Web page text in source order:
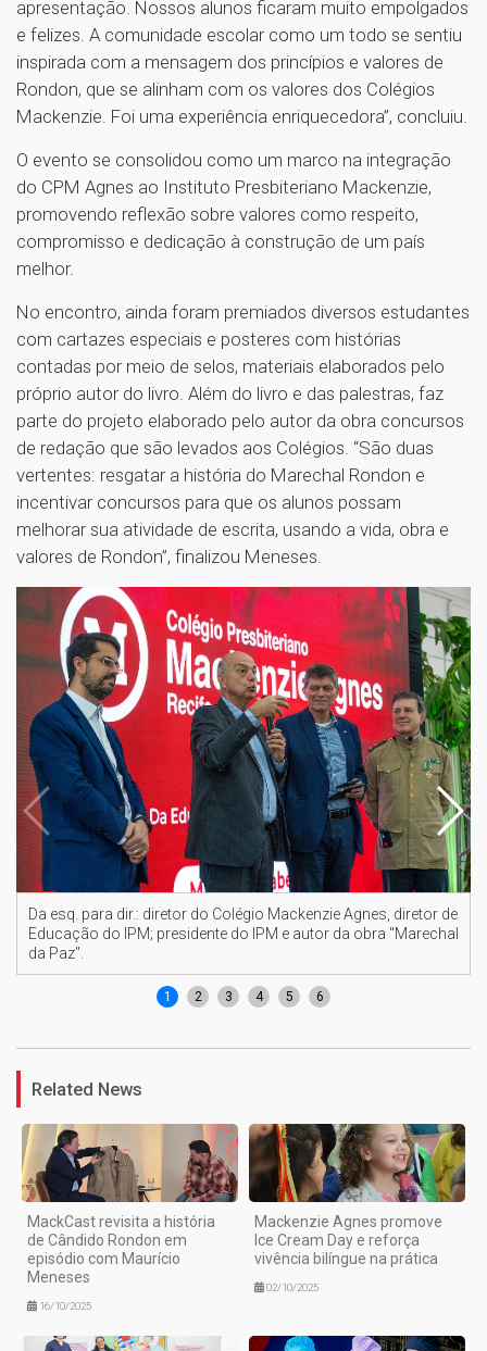
apresentação. Nossos alunos ficaram muito empolgados
e felizes. A comunidade escolar como um todo se sentiu
inspirada com a mensagem dos princípios e valores de
Rondon, que se alinham com os valores dos Colégios
Mackenzie. Foi uma experiência enriquecedora”, concluiu.
O evento se consolidou como um marco na integração
do CPM Agnes ao Instituto Presbiteriano Mackenzie,
promovendo reflexão sobre valores como respeito,
compromisso e dedicação à construção de um país
melhor.
No encontro, ainda foram premiados diversos estudantes
com cartazes especiais e posteres com histórias
contadas por meio de selos, materiais elaborados pelo
próprio autor do livro. Além do livro e das palestras, faz
parte do projeto elaborado pelo autor da obra concursos
de redação que são levados aos Colégios. “São duas
vertentes: resgatar a história do Marechal Rondon e
incentivar concursos para que os alunos possam
melhorar sua atividade de escrita, usando a vida, obra e
valores de Rondon”, finalizou Meneses.
Da esq. para dir.: diretor do Colégio Mackenzie Agnes, diretor de
Educação do IPM; presidente do IPM e autor da obra "Marechal
da Paz".
1 2 3 4 5 6
Related News
MackCast revisita a história
de Cândido Rondon em
episódio com Maurício
Meneses
16/10/2025
Mackenzie Agnes promove
Ice Cream Day e reforça
vivência bilíngue na prática
02/10/2025